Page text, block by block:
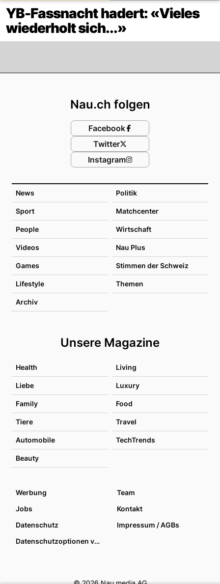
YB-Fassnacht hadert: «Vieles
wiederholt sich...»
News Politik
Sport Matchcenter
People Wirtschaft
Videos Nau Plus
Games Stimmen der Schweiz
Lifestyle Themen
Archiv
Unsere Magazine
Health Living
Liebe Luxury
Family Food
Tiere Travel
Automobile TechTrends
Beauty
Nau.ch folgen
Facebook
Twitter
Instagram
Werbung
Team
Jobs
Kontakt
Datenschutz
Impressum / AGBs
Datenschutzoptionen verwalten